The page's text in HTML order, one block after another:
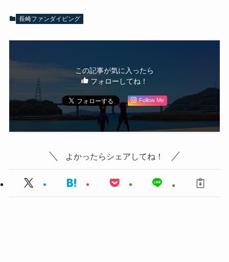
長崎ファンダイビング
この記事が気に入ったら
フォローしてね！
Follow Me
よかったらシェアしてね！